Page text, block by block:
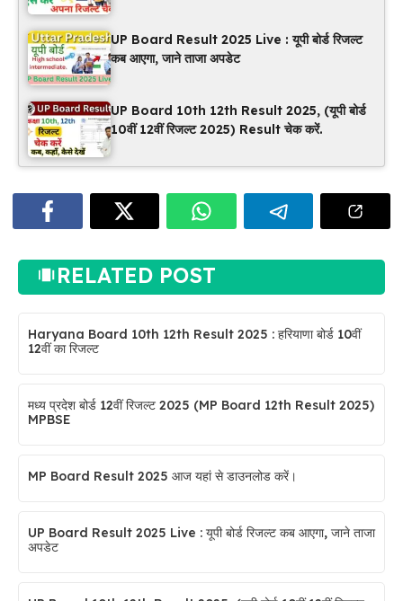
UP Board Result 2025 Live : यूपी बोर्ड रिजल्ट
कब आएगा, जाने ताजा अपडेट
UP Board 10th 12th Result 2025, (यूपी बोर्ड
10वीं 12वीं रिजल्ट 2025) Result चेक करें.
RELATED POST
Haryana Board 10th 12th Result 2025 : हरियाणा बोर्ड 10वीं
12वीं का रिजल्ट
मध्य प्रदेश बोर्ड 12वीं रिजल्ट 2025 (MP Board 12th Result 2025)
MPBSE
MP Board Result 2025 आज यहां से डाउनलोड करें।
UP Board Result 2025 Live : यूपी बोर्ड रिजल्ट कब आएगा, जाने ताजा
अपडेट